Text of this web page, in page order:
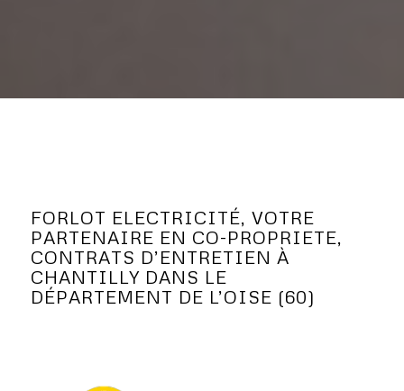
FORLOT ELECTRICITÉ, VOTRE
PARTENAIRE EN CO-PROPRIETE,
CONTRATS D’ENTRETIEN À
CHANTILLY DANS LE
DÉPARTEMENT DE L’OISE (60)